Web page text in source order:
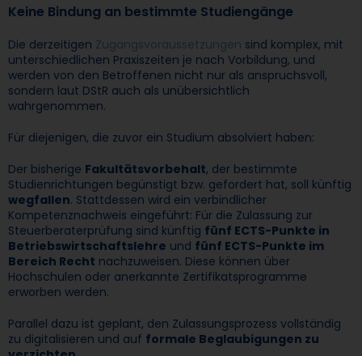
Keine Bindung an bestimmte Studiengänge
Die derzeitigen Zugangsvoraussetzungen sind komplex, mit
unterschiedlichen Praxiszeiten je nach Vorbildung, und
werden von den Betroffenen nicht nur als anspruchsvoll,
sondern laut DStR auch als unübersichtlich
wahrgenommen.
Für diejenigen, die zuvor ein Studium absolviert haben:
Der bisherige Fakultätsvorbehalt, der bestimmte
Studienrichtungen begünstigt bzw. gefordert hat, soll künftig
wegfallen. Stattdessen wird ein verbindlicher
Kompetenznachweis eingeführt: Für die Zulassung zur
Steuerberaterprüfung sind künftig fünf ECTS-Punkte in
Betriebswirtschaftslehre und fünf ECTS-Punkte im
Bereich Recht nachzuweisen. Diese können über
Hochschulen oder anerkannte Zertifikatsprogramme
erworben werden.
Parallel dazu ist geplant, den Zulassungsprozess vollständig
zu digitalisieren und auf formale Beglaubigungen zu